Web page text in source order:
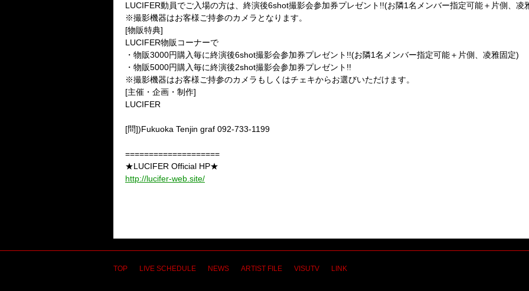
LUCIFER動員でご入場の方は、終演後6shot撮影会参加券プレゼント!!(お隣1名メンバー指定可能＋片側、凌
※撮影機器はお客様ご持参のカメラとなります。
[物販特典]
LUCIFER物販コーナーで
・物販3000円購入毎に終演後6shot撮影会参加券プレゼント!!(お隣1名メンバー指定可能＋片側、凌雅固定)
・物販5000円購入毎に終演後2shot撮影会参加券プレゼント!!
※撮影機器はお客様ご持参のカメラもしくはチェキからお選びいただけます。
[主催・企画・制作]
LUCIFER
[問])Fukuoka Tenjin graf 092-733-1199
====================
★LUCIFER Official HP★
http://lucifer-web.site/
TOP LIVE SCHEDULE NEWS ARTIST FILE VISUTV LINK